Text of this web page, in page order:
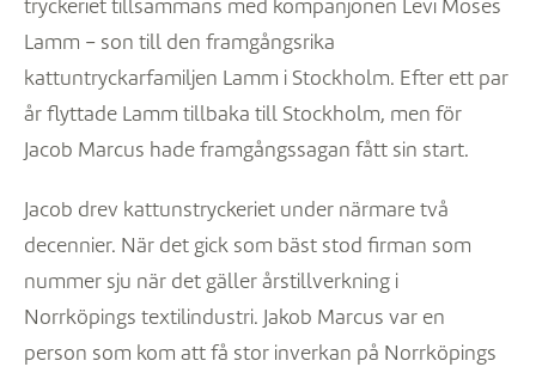
tryckeriet tillsammans med kompanjonen Levi Moses
Lamm – son till den framgångsrika
kattuntryckarfamiljen Lamm i Stockholm. Efter ett par
år flyttade Lamm tillbaka till Stockholm, men för
Jacob Marcus hade framgångssagan fått sin start.
Jacob drev kattunstryckeriet under närmare två
decennier. När det gick som bäst stod firman som
nummer sju när det gäller årstillverkning i
Norrköpings textilindustri. Jakob Marcus var en
person som kom att få stor inverkan på Norrköpings